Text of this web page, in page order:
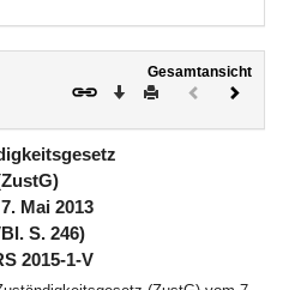
Gesamtansicht
Download
DruckenVorheriges
(inaktiv)
Mai 2013
S. 246)
2015-1-V